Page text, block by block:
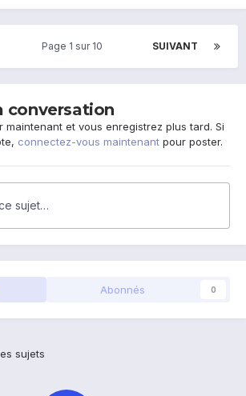
SUIVANT
Page 1 sur 10
conversation
maintenant et vous enregistrez plus tard. Si
connectez-vous maintenant pour poster.
sujet…
Abonnés 0
sujets